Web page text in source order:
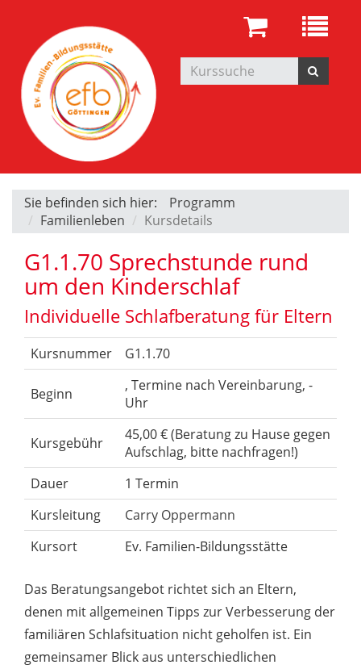
Sie befinden sich hier:
Programm
Familienleben
Kursdetails
G1.1.70 Sprechstunde rund
um den Kinderschlaf
Individuelle Schlafberatung für Eltern
Kursnummer G1.1.70
Beginn
, Termine nach Vereinbarung, -
Uhr
Kursgebühr
45,00 € (Beratung zu Hause gegen
Aufschlag, bitte nachfragen!)
Dauer
1 Termin
Kursleitung
Carry Oppermann
Kursort
Ev. Familien-Bildungsstätte
Das Beratungsangebot richtet sich an Eltern,
denen mit allgemeinen Tipps zur Verbesserung der
familiären Schlafsituation nicht geholfen ist. Ein
gemeinsamer Blick aus unterschiedlichen